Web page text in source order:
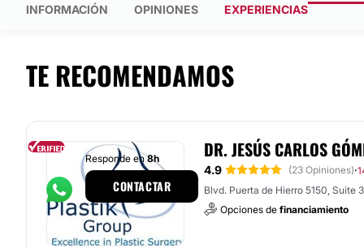
INFORMACIÓN OPINIONES EXPERIENCIAS
TE RECOMENDAMOS
DR. JESÚS CARLOS
4.9 (23 Opiniones)·
Blvd. Puerta de Hierro 5150, Suite
Opciones de financiamiento
Responde en8h
CONTACTAR